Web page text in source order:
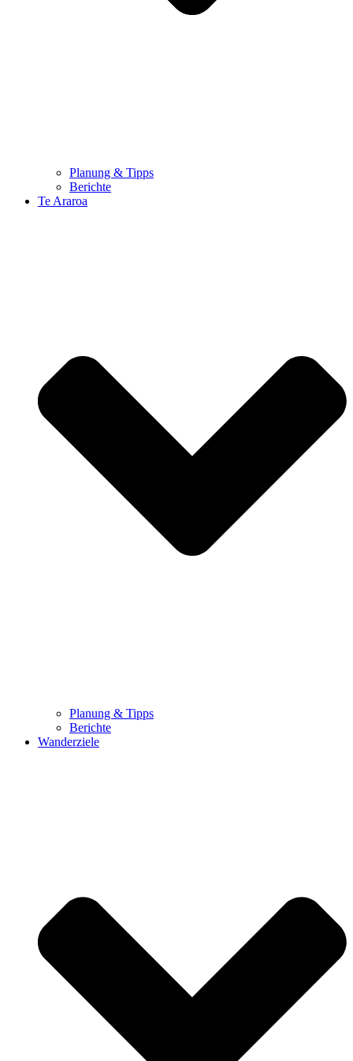
Planung & Tipps
Berichte
Te Araroa
Planung & Tipps
Berichte
Wanderziele